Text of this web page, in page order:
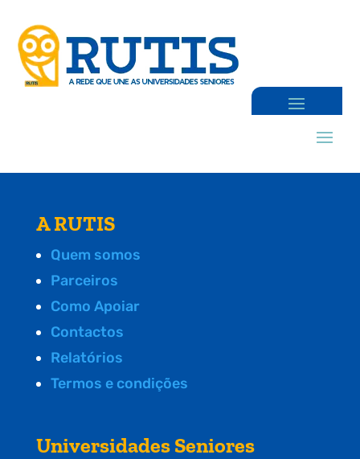
A RUTIS
Quem somos
Parceiros
Como Apoiar
Contactos
Relatórios
Termos e condições
Universidades Seniores